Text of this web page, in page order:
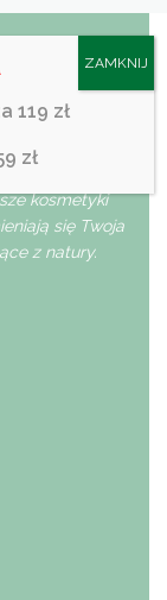
naturalną
i innych
kosmetyki
się Twoja
z natury.
119 zł
zł
ZAMKNIJ